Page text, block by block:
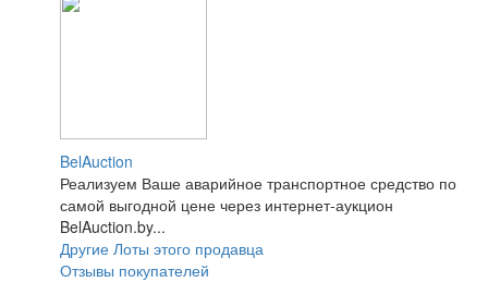
BelAuction
Реализуем Ваше аварийное транспортное средство по
самой выгодной цене через интернет-аукцион
BelAuction.by...
Другие Лоты этого продавца
Отзывы покупателей